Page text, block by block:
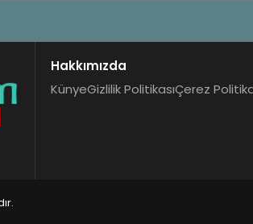
Hakkımızda
KünyeGizlilik PolitikasıÇerez